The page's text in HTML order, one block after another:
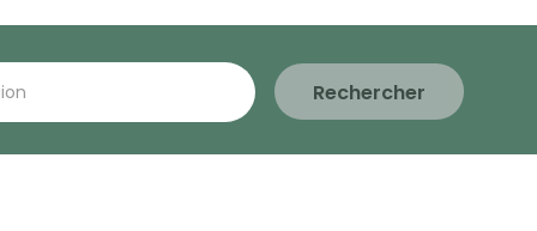
Rechercher